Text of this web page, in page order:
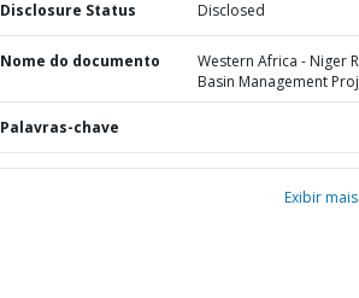
Disclosure Status Disclosed
Nome do documento
Western Africa - Niger
Basin Management
Palavras-chave
Exibir mais